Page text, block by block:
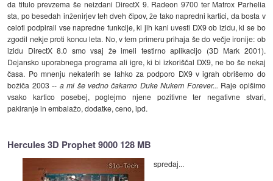
da titulo prevzema še neizdani DirectX 9. Radeon 9700 ter Matrox Parhelia
sta, po besedah inženirjev teh dveh čipov, že tako napredni kartici, da bosta v
celoti podpirali vse napredne funkcije, ki jih kani uvesti DX9 ob izidu, ki se bo
zgodil nekje proti koncu leta. No, v tem primeru prihaja še do večje ironije: ob
izidu DirectX 8.0 smo vsaj že imeli testirno aplikacijo (3D Mark 2001).
Dejansko uporabnega programa ali igre, ki bi izkoriščal DX9, ne bo še nekaj
časa. Po mnenju nekaterih se lahko za podporo DX9 v igrah obrišemo do
božiča 2003 -- a mi še vedno čakamo Duke Nukem Forever... Raje opišimo
vsako kartico posebej, poglejmo njene pozitivne ter negativne stvari,
pakiranje in embalažo, dodatke, ceno, ipd.
Hercules 3D Prophet 9000 128 MB
spredaj...